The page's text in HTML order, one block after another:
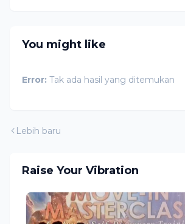
You might like
Error: Tak ada hasil yang ditemukan
Lebih baru
Raise Your Vibration